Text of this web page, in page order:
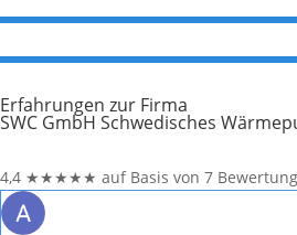
Erfahrungen zur Firma
SWC GmbH Schwedisches
4,4 ★★★★★ auf Basis von 7